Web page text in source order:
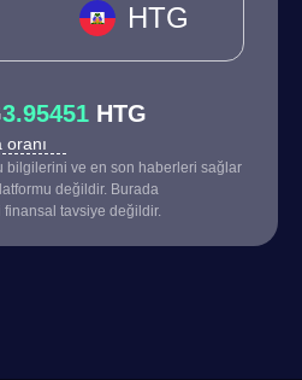
HTG
3.95451 HTG
bilgilerini ve en son haberleri sağlar
değildir. Burada
tavsiye değildir.